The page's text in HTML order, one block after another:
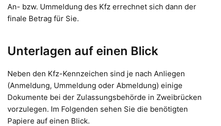
An- bzw. Ummeldung des Kfz errechnet sich dann der
finale Betrag für Sie.
Unterlagen auf einen Blick
Neben den Kfz-Kennzeichen sind je nach Anliegen
(Anmeldung, Ummeldung oder Abmeldung) einige
Dokumente bei der Zulassungsbehörde in Zweibrücken
vorzulegen. Im Folgenden sehen Sie die benötigten
Papiere auf einen Blick.